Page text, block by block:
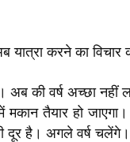
यात्रा करने का
अब की वर्ष अच्छा नहीं
तैयार हो
दूर है। अगले वर्ष चलेंगे।